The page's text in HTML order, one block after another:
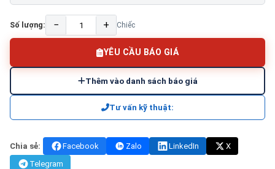
Số lượng: − + Chiếc
YÊU CẦU BÁO GIÁ
Thêm vào danh sách báo giá
Tư vấn kỹ thuật:
Chia sẻ: Facebook Zalo LinkedIn
X
Telegram